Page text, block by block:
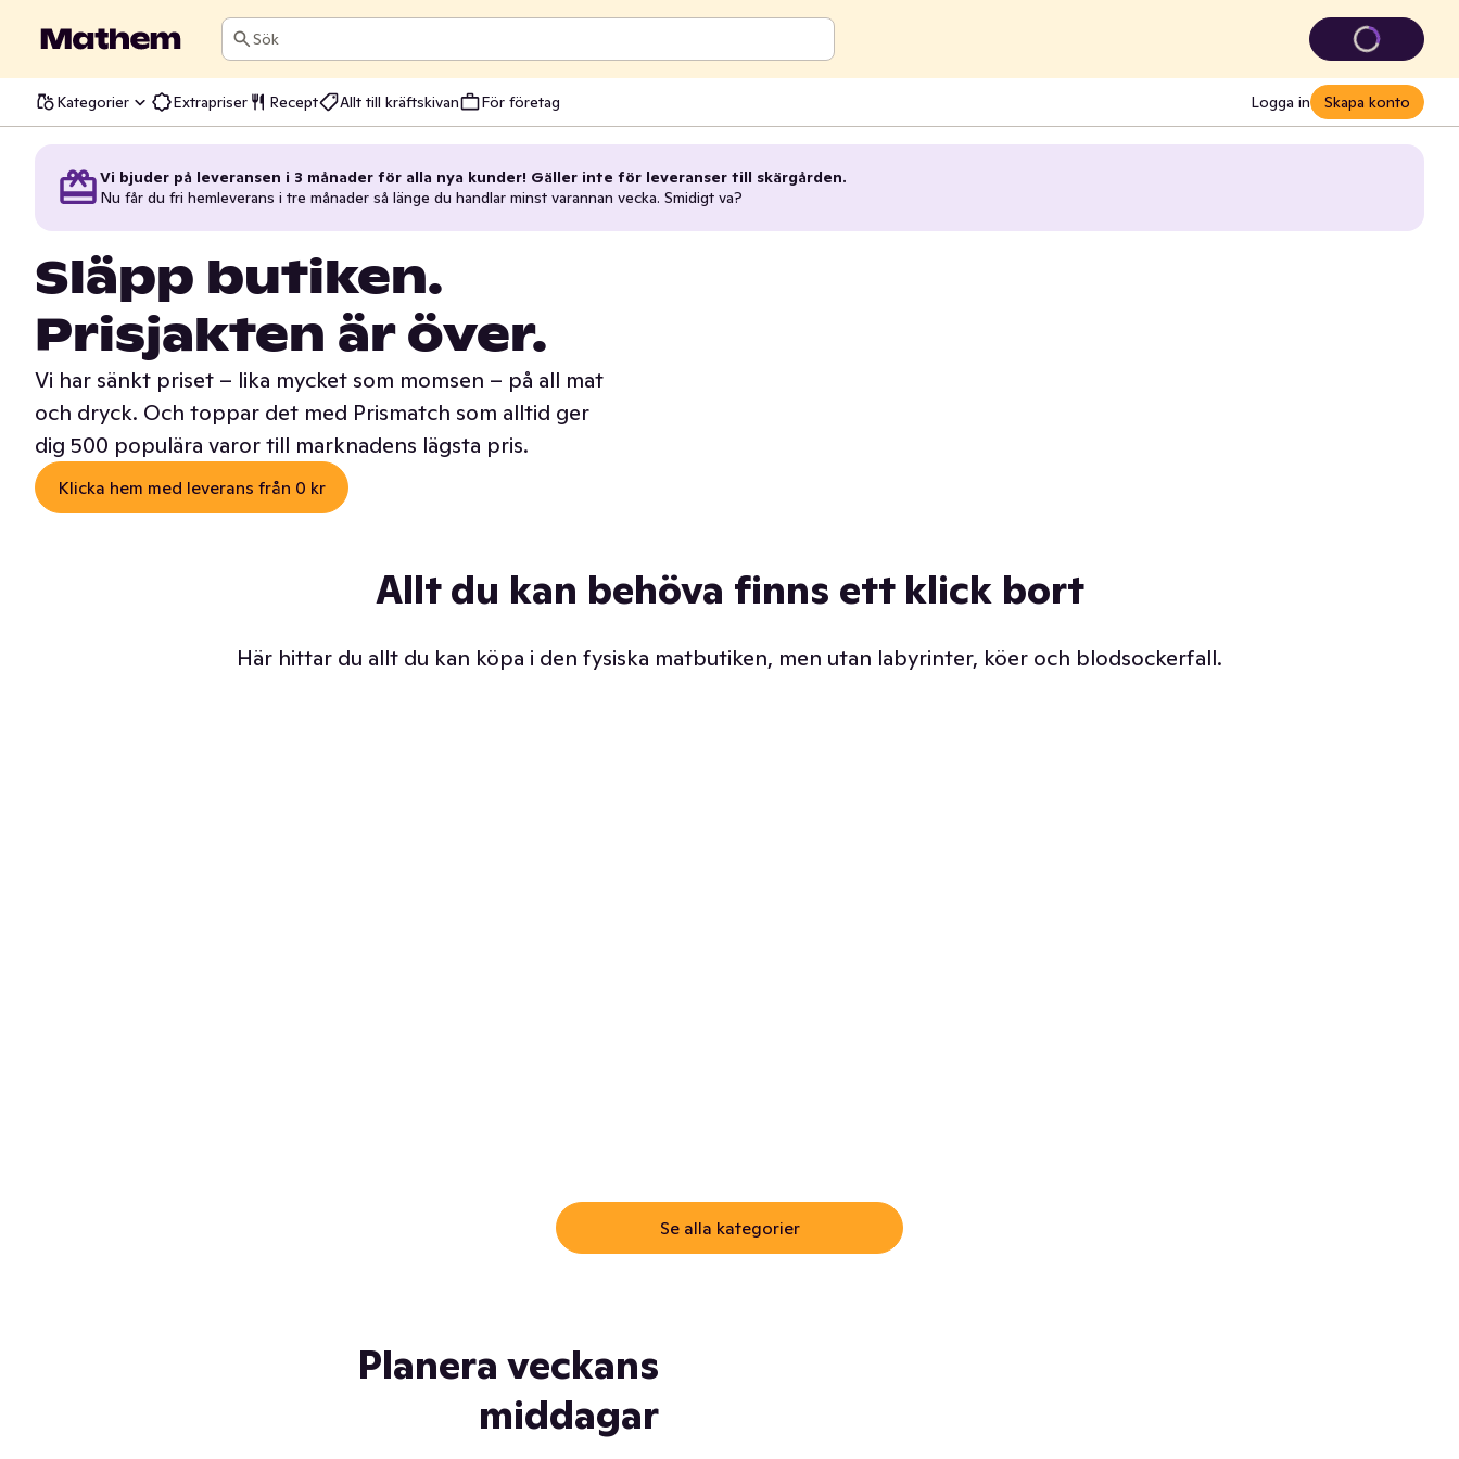
Sök
Kategorier Extrapriser Recept Allt till kräftskivan För företag Logga in Skapa konto
Vi bjuder på leveransen i 3 månader för alla nya kunder! Gäller inte för leveranser till skärgården.
Nu får du fri hemleverans i tre månader så länge du handlar minst varannan vecka. Smidigt va?
Släpp butiken.
Prisjakten är över.
Vi har sänkt priset – lika mycket som momsen – på all mat
och dryck. Och toppar det med Prismatch som alltid ger
dig 500 populära varor till marknadens lägsta pris.
Klicka hem med leverans från 0 kr
Allt du kan behöva finns ett klick bort
Här hittar du allt du kan köpa i den fysiska matbutiken, men utan labyrinter, köer och blodsockerfall.
Se alla kategorier
Planera veckans
middagar